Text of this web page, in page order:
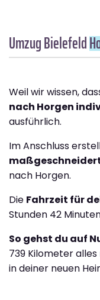
Umzug Bielefeld
Weil wir wissen,
nach Horgen
ausführlich.
Im Anschluss
nach Horgen.
Die Fahrzeit für
Stunden 42
So gehst du auf
739 Kilometer
in deiner neuen